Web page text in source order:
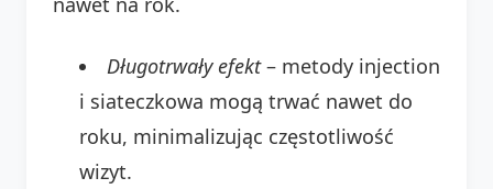
Długotrwały efekt– metody injection
i siateczkowa mogą trwać nawet do
roku, minimalizując częstotliwość
wizyt.